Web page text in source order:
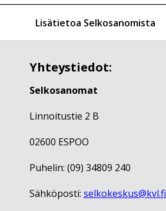
Lisätietoa Selkosanomista
Yhteystiedot:
Selkosanomat
Linnoitustie 2 B
02600 ESPOO
Puhelin: (09) 34809 240
Sähköposti: selkokeskus@kvl.fi